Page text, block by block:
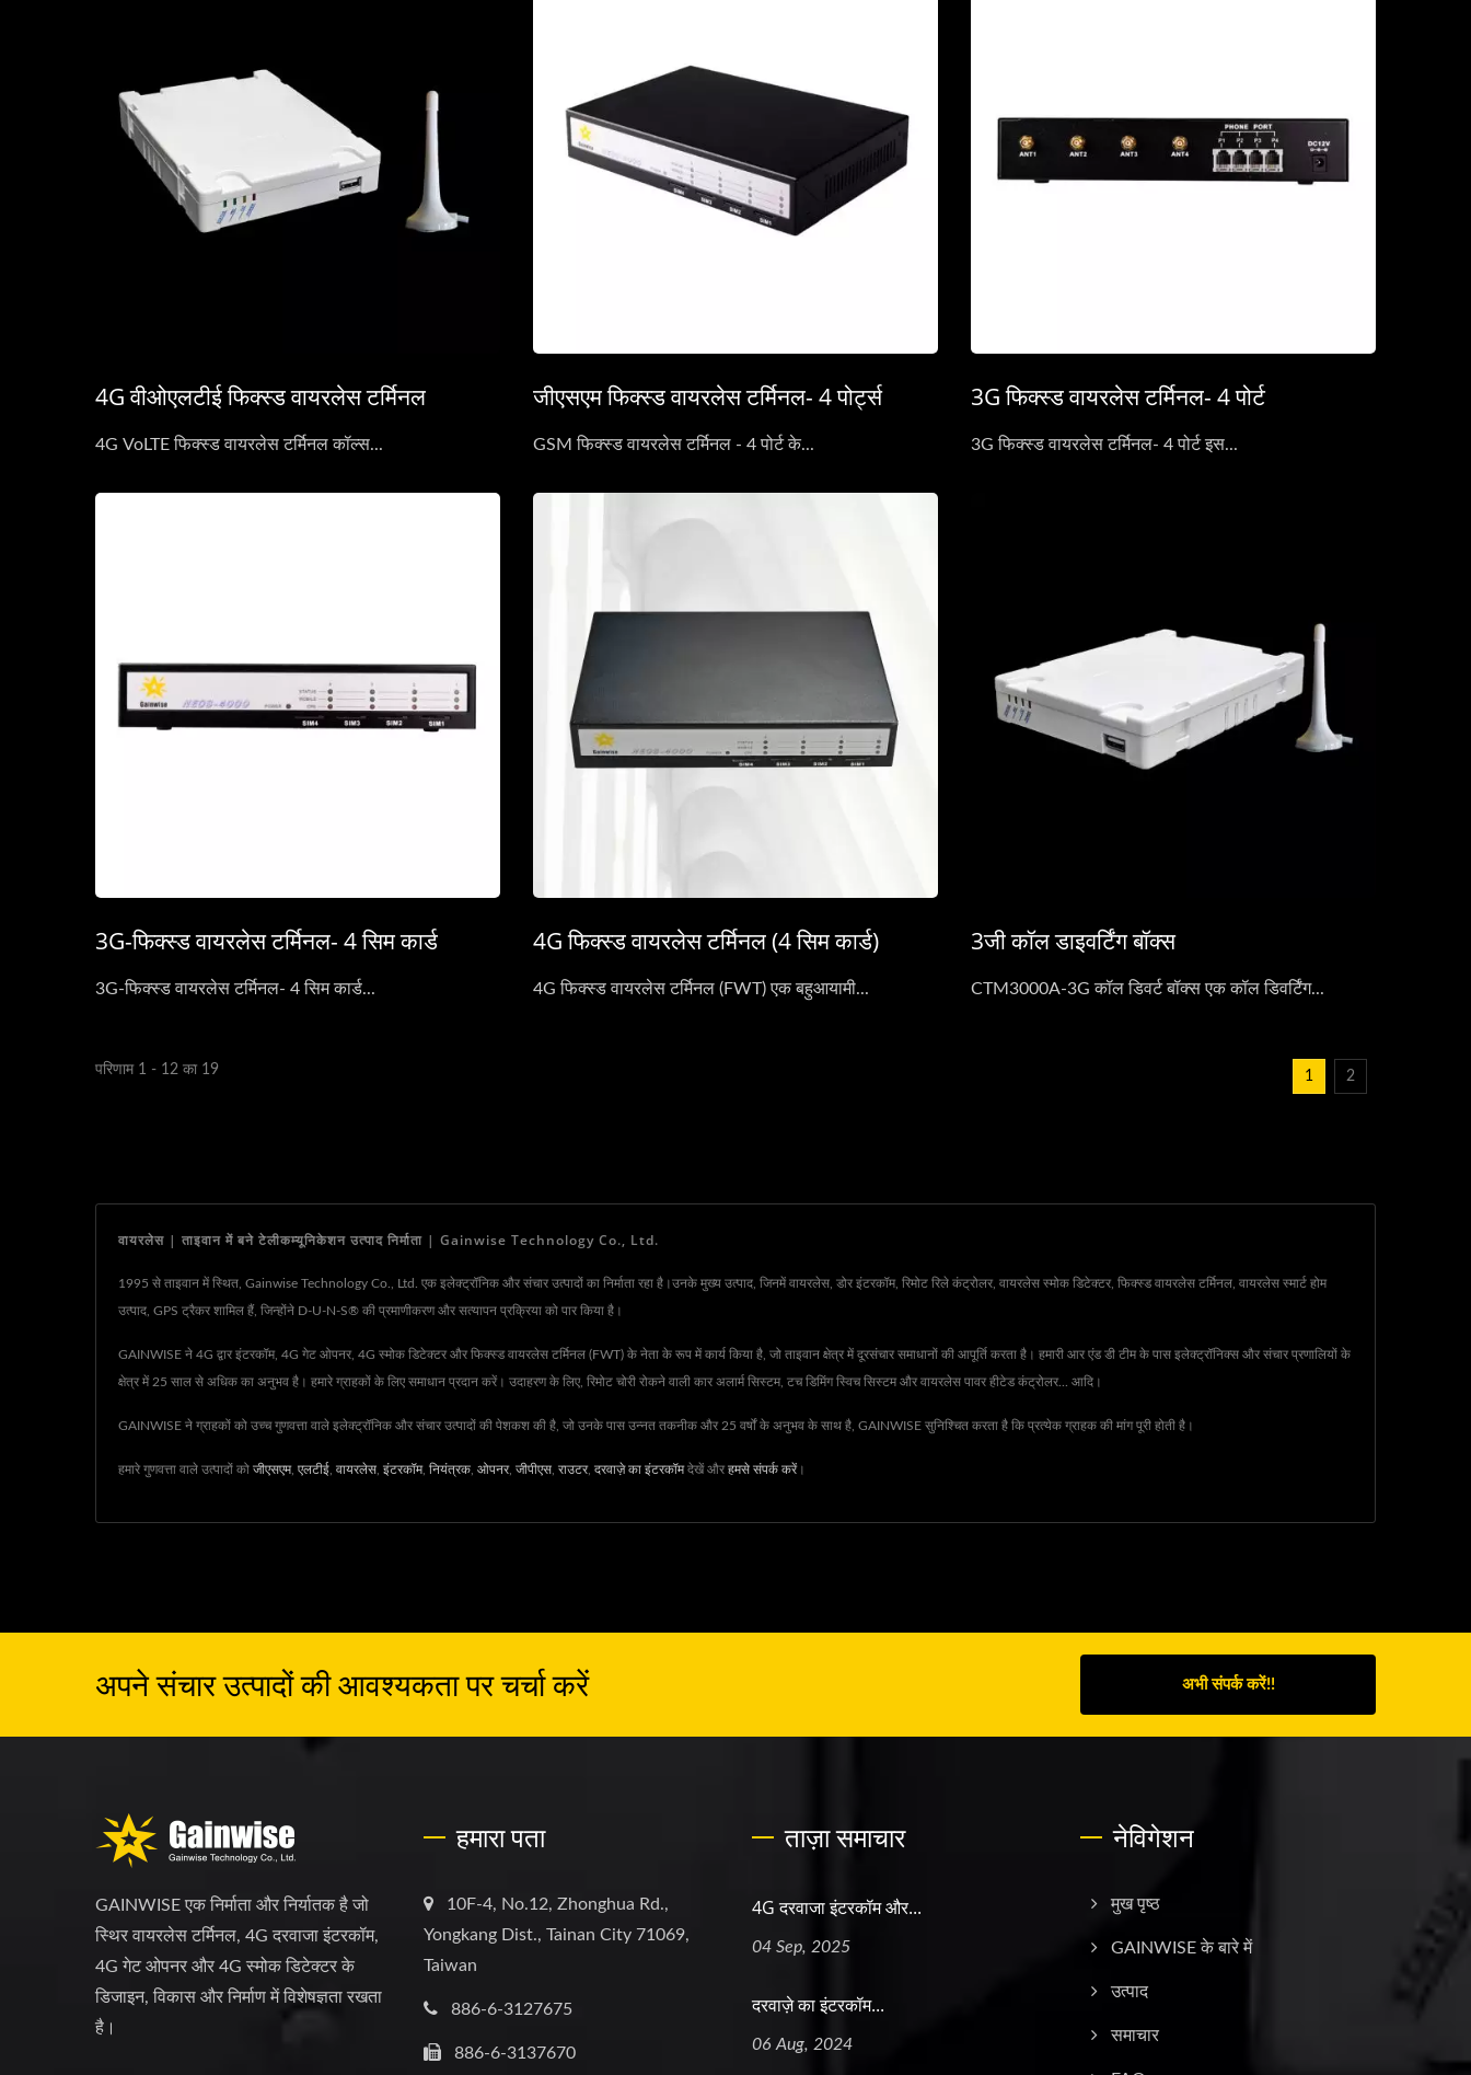
4G वीओएलटीई फिक्स्ड वायरलेस टर्मिनल
4G VoLTE फिक्स्ड वायरलेस टर्मिनल कॉल्स...
जीएसएम फिक्स्ड वायरलेस टर्मिनल- 4 पोर्ट्स
GSM फिक्स्ड वायरलेस टर्मिनल - 4 पोर्ट के...
3G फिक्स्ड वायरलेस टर्मिनल- 4 पोर्ट
3G फिक्स्ड वायरलेस टर्मिनल- 4 पोर्ट इस...
3G-फिक्स्ड वायरलेस टर्मिनल- 4 सिम कार्ड
3G-फिक्स्ड वायरलेस टर्मिनल- 4 सिम कार्ड...
4G फिक्स्ड वायरलेस टर्मिनल (4 सिम कार्ड)
4G फिक्स्ड वायरलेस टर्मिनल (FWT) एक बहुआयामी...
3जी कॉल डाइवर्टिंग बॉक्स
CTM3000A-3G कॉल डिवर्ट बॉक्स एक कॉल डिवर्टिंग...
परिणाम 1 - 12 का 19 1 2
वायरलेस | ताइवान में बने टेलीकम्यूनिकेशन उत्पाद निर्माता | Gainwise Technology Co., Ltd.
1995 से ताइवान में स्थित, Gainwise Technology Co., Ltd. एक इलेक्ट्रॉनिक और संचार उत्पादों का निर्माता रहा है।उनके मुख्य उत्पाद, जिनमें वायरलेस, डोर इंटरकॉम, रिमोट रिले कंट्रोलर, वायरलेस स्मोक डिटेक्टर, फिक्स्ड वायरलेस टर्मिनल, वायरलेस स्मार्ट होम
उत्पाद, GPS ट्रैकर शामिल हैं, जिन्होंने D-U-N-S® की प्रमाणीकरण और सत्यापन प्रक्रिया को पार किया है।
GAINWISE ने 4G द्वार इंटरकॉम, 4G गेट ओपनर, 4G स्मोक डिटेक्टर और फिक्स्ड वायरलेस टर्मिनल (FWT) के नेता के रूप में कार्य किया है, जो ताइवान क्षेत्र में दूरसंचार समाधानों की आपूर्ति करता है। हमारी आर एंड डी टीम के पास इलेक्ट्रॉनिक्स और संचार प्रणालियों के
क्षेत्र में 25 साल से अधिक का अनुभव है। हमारे ग्राहकों के लिए समाधान प्रदान करें। उदाहरण के लिए, रिमोट चोरी रोकने वाली कार अलार्म सिस्टम, टच डिमिंग स्विच सिस्टम और वायरलेस पावर हीटेड कंट्रोलर... आदि।
GAINWISE ने ग्राहकों को उच्च गुणवत्ता वाले इलेक्ट्रॉनिक और संचार उत्पादों की पेशकश की है, जो उनके पास उन्नत तकनीक और 25 वर्षों के अनुभव के साथ है, GAINWISE सुनिश्चित करता है कि प्रत्येक ग्राहक की मांग पूरी होती है।
हमारे गुणवत्ता वाले उत्पादों को जीएसएम, एलटीई वायरलेस इंटरकॉम, नियंत्रक ओपनर, जीपीएस राउटर, दरवाज़े का इंटरकॉमदेखें और हमसे संपर्क करें।
अपने संचार उत्पादों की आवश्यकता पर चर्चा करें अभी संपर्क करें!!
GAINWISE एक निर्माता और निर्यातक है जो
स्थिर वायरलेस टर्मिनल, 4G दरवाजा इंटरकॉम,
4G गेट ओपनर और 4G स्मोक डिटेक्टर के
डिजाइन, विकास और निर्माण में विशेषज्ञता रखता
है।
हमारा पता
10F-4, No.12, Zhonghua Rd.,
Yongkang Dist., Tainan City 71069,
Taiwan
886-6-3127675
886-6-3137670
ताज़ा समाचार
4G दरवाजा इंटरकॉम और...
04 Sep, 2025
दरवाज़े का इंटरकॉम...
06 Aug, 2024
नेविगेशन
मुख पृष्ठ
GAINWISE के बारे में
उत्पाद
समाचार